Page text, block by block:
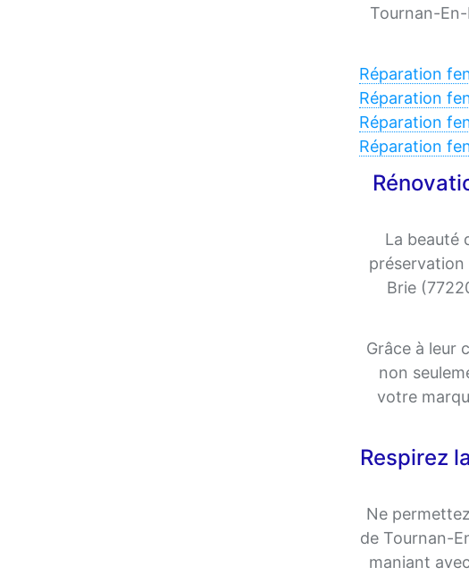
Tournan-
Réparation
Réparation
Réparation
Réparation
La beauté
Brie
Grâce à leur
non
votre
Respirez
Ne
de Tournan-
maniant